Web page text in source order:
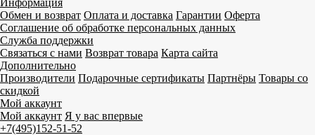
Информация
Обмен и возврат Оплата и доставка Гарантии Оферта
Соглашение об обработке персональных данных
Служба поддержки
Связаться с нами Возврат товара Карта сайта
Дополнительно
Производители Подарочные сертификаты Партнёры Товары со
скидкой
Мой аккаунт
Мой аккаунт Я у вас впервые
+7(495)152-51-52